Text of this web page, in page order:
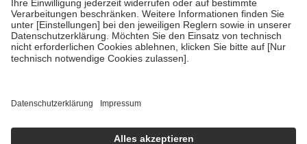
• Kindern und Jugendlichen bis zum vollendeten 18. Lebensjahr
mit Ausnahme der Fahrkosten
• Untersuchungen zur Vorsorge und Früherkennung, die von der
GKV getragen werden
• empfohlenen Schutzimpfungen
Wir nutzen Trusted Shops als unabhängigen Dienstleister für die
getroffen, um sicherzustellen, dass es sich um echte Bewertungen